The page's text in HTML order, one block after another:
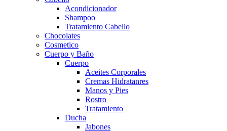
Acondicionador
Shampoo
Tratamiento Cabello
Chocolates
Cosmetico
Cuerpo y Baño
Cuerpo
Aceites Corporales
Cremas Hidratanres
Manos y Pies
Rostro
Tratamiento
Ducha
Jabones